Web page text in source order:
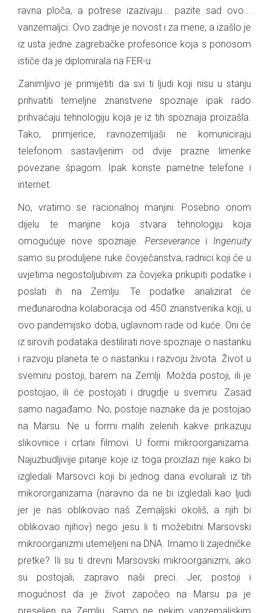
ravna ploča, a potrese izazivaju... pazite sad ovo...
vanzemaljci. Ovo zadnje je novost i za mene, a izašlo je
iz usta jedne zagrebačke profesorice koja s ponosom
ističe da je diplomirala na FER-u.
Zanimljivo je primijetiti da svi ti ljudi koji nisu u stanju
prihvatiti temeljne znanstvene spoznaje ipak rado
prihvaćaju tehnologiju koja je iz tih spoznaja proizašla.
Tako, primjerice, ravnozemljaši ne komuniciraju
telefonom sastavljenim od dvije prazne limenke
povezane špagom. Ipak koriste pametne telefone i
internet.
No, vratimo se racionalnoj manjini. Posebno onom
dijelu te manjine koja stvara tehnologiju koja
omogućuje nove spoznaje. PerseveranceiIngenuity
samo su produljene ruke čovječanstva, radnici koji će u
uvjetima negostoljubivim za čovjeka prikupiti podatke i
poslati ih na Zemlju. Te podatke analizirat će
međunarodna kolaboracija od 450 znanstvenika koji, u
ovo pandemijsko doba, uglavnom rade od kuće. Oni će
iz sirovih podataka destilirati nove spoznaje o nastanku
i razvoju planeta te o nastanku i razvoju života. Život u
svemiru postoji, barem na Zemlji. Možda postoji, ili je
postojao, ili će postojati i drugdje u svemiru. Zasad
samo nagađamo. No, postoje naznake da je postojao
na Marsu. Ne u formi malih zelenih kakve prikazuju
slikovnice i crtani filmovi. U formi mikroorganizama.
Najuzbudljivije pitanje koje iz toga proizlazi nije kako bi
izgledali Marsovci koji bi jednog dana evoluirali iz tih
mikororganizama (naravno da ne bi izgledali kao ljudi
jer je nas oblikovao naš Zemaljski okoliš, a njih bi
oblikovao njihov) nego jesu li ti možebitni Marsovski
mikroorganizmi utemeljeni na DNA. Imamo li zajedničke
pretke? Ili su ti drevni Marsovski mikroorganizmi, ako
su postojali, zapravo naši preci. Jer, postoji i
mogućnost da je život započeo na Marsu pa je